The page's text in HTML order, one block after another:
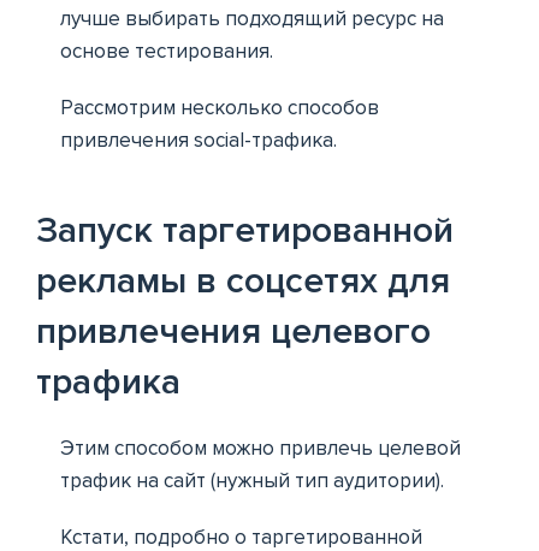
лучше выбирать подходящий ресурс на
основе тестирования.
Рассмотрим несколько способов
привлечения social-трафика.
Запуск таргетированной
рекламы в соцсетях для
привлечения целевого
трафика
Этим способом можно привлечь целевой
трафик на сайт (нужный тип аудитории).
Кстати, подробно о таргетированной